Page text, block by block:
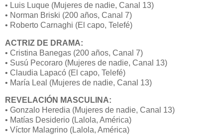
• Luis Luque (Mujeres de nadie, Canal 13)
• Norman Briski (200 años, Canal 7)
• Roberto Carnaghi (El capo, Telefé)
ACTRIZ DE DRAMA:
• Cristina Banegas (200 años, Canal 7)
• Susú Pecoraro (Mujeres de nadie, Canal 13)
• Claudia Lapacó (El capo, Telefé)
• María Leal (Mujeres de nadie, Canal 13)
REVELACIÓN MASCULINA:
• Gonzalo Heredia (Mujeres de nadie, Canal 13)
• Matías Desiderio (Lalola, América)
• Víctor Malagrino (Lalola, América)